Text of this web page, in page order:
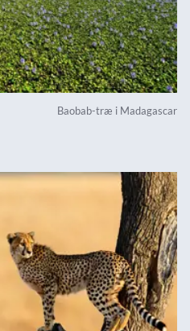
Baobab-træ i Madagascar